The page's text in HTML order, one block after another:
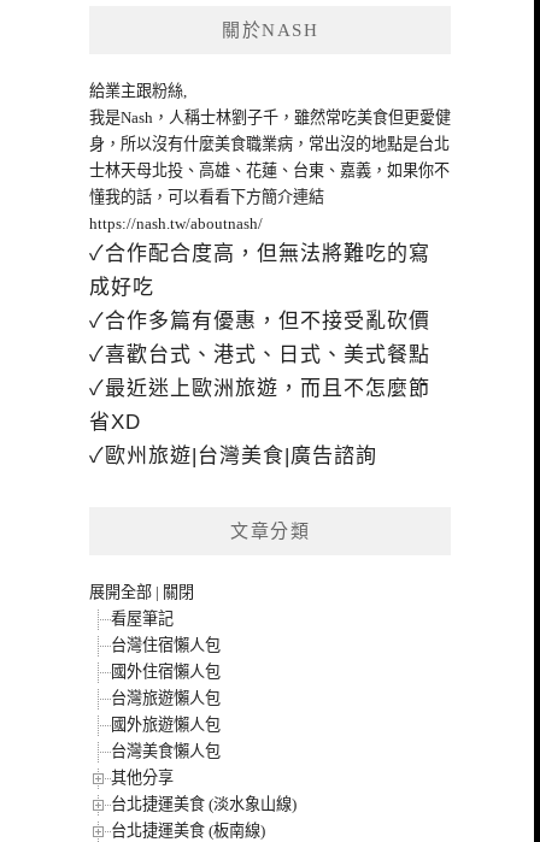
關於NASH
給業主跟粉絲,
我是Nash，人稱士林劉子千，雖然常吃美食但更愛健
身，所以沒有什麼美食職業病，常出沒的地點是台北
士林天母北投、高雄、花蓮、台東、嘉義，如果你不
懂我的話，可以看看下方簡介連結
https://nash.tw/aboutnash/
✓合作配合度高，但無法將難吃的寫
成好吃
✓合作多篇有優惠，但不接受亂砍價
✓喜歡台式、港式、日式、美式餐點
✓最近迷上歐洲旅遊，而且不怎麼節
省XD
✓歐州旅遊|台灣美食|廣告諮詢
文章分類
展開全部 | 關閉
看屋筆記
台灣住宿懶人包
國外住宿懶人包
台灣旅遊懶人包
國外旅遊懶人包
台灣美食懶人包
其他分享
台北捷運美食 (淡水象山線)
台北捷運美食 (板南線)